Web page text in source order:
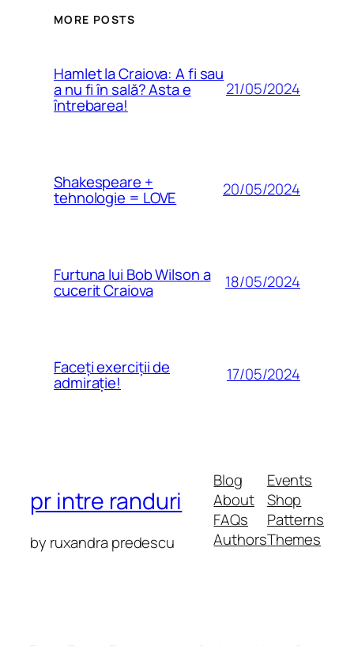
MORE POSTS
Hamlet la Craiova: A fi sau
a nu fi în sală? Asta e
întrebarea!
21/05/2024
Shakespeare +
tehnologie = LOVE 20/05/2024
Furtuna lui Bob Wilson a
cucerit Craiova 18/05/2024
Faceți exerciții de
admirație! 17/05/2024
pr intre randuri
by ruxandra predescu
Blog
About
FAQs
Authors
Events
Shop
Patterns
Themes